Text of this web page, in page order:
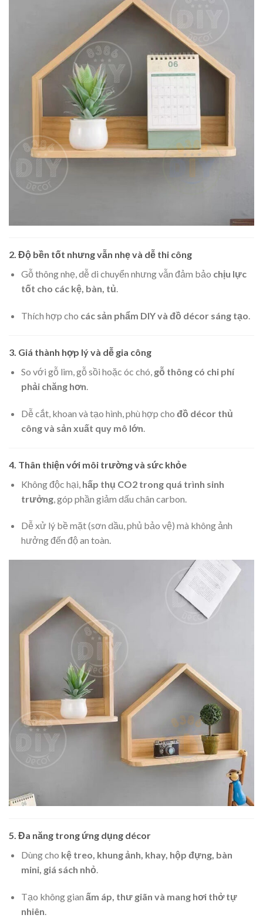
2. Độ bền tốt nhưng vẫn nhẹ và dễ thi công
Gỗ thông nhẹ, dễ di chuyển nhưng vẫn đảm bảo chịu lực
tốt cho các kệ, bàn, tủ.
Thích hợp cho các sản phẩm DIY và đồ décor sáng tạo.
3. Giá thành hợp lý và dễ gia công
So với gỗ lim, gỗ sồi hoặc óc chó, gỗ thông có chi phí
phải chăng hơn.
Dễ cắt, khoan và tạo hình, phù hợp cho đồ décor thủ
công và sản xuất quy mô lớn
4. Thân thiện với môi trường và sức khỏe
Không độc hại, hấp thụ CO2 trong quá trình sinh
trưởng, góp phần giảm dấu chân carbon.
Dễ xử lý bề mặt (sơn dầu, phủ bảo vệ) mà không ảnh
hưởng đến độ an toàn.
5. Đa năng trong ứng dụng décor
Dùng cho kệ treo, khung ảnh, khay, hộp đựng, bàn
mini, giá sách nhỏ.
Tạo không gian ấm áp, thư giãn và mang hơi thở tự
nhiên